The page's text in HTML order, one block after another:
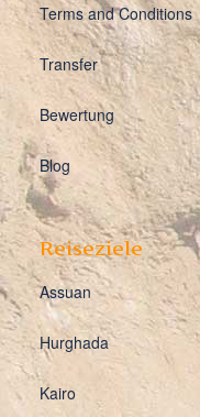
Terms and Conditions
Transfer
Bewertung
Blog
Reiseziele
Assuan
Hurghada
Kairo